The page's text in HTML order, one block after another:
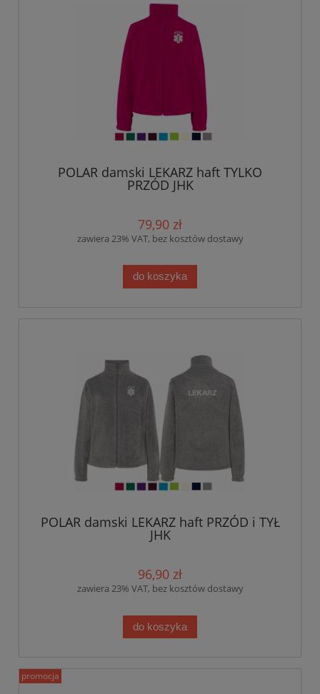
POLAR damski LEKARZ haft TYLKO
PRZÓD JHK
79,90 zł
zawiera 23% VAT, bez kosztów dostawy
do koszyka
POLAR damski LEKARZ haft PRZÓD i TYŁ
JHK
96,90 zł
zawiera 23% VAT, bez kosztów dostawy
do koszyka
promocja